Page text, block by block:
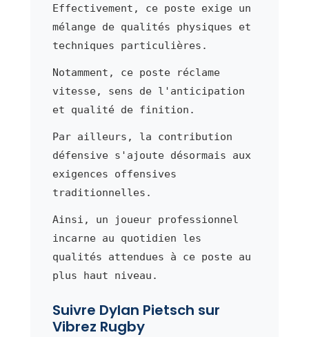
Effectivement, ce poste exige un
mélange de qualités physiques et
techniques particulières.
Notamment, ce poste réclame
vitesse, sens de l'anticipation
et qualité de finition.
Par ailleurs, la contribution
défensive s'ajoute désormais aux
exigences offensives
traditionnelles.
Ainsi, un joueur professionnel
incarne au quotidien les
qualités attendues à ce poste au
plus haut niveau.
Suivre Dylan Pietsch sur
Vibrez Rugby